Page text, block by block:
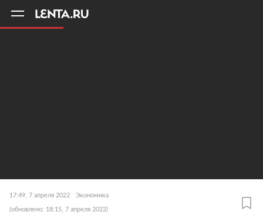
17:49, 7 апреля 2022 Экономика
(обновлено: 18:15, 7 апреля 2022)